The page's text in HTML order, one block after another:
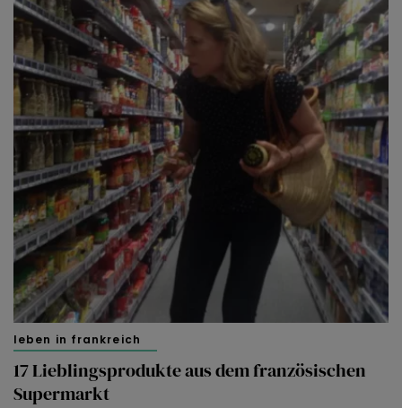
leben in frankreich
17 Lieblingsprodukte aus dem französischen
Supermarkt